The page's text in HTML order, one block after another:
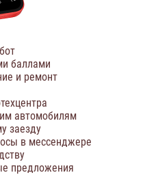
баллами
и ремонт
автомобилям
заезду
в мессенджере
предложения